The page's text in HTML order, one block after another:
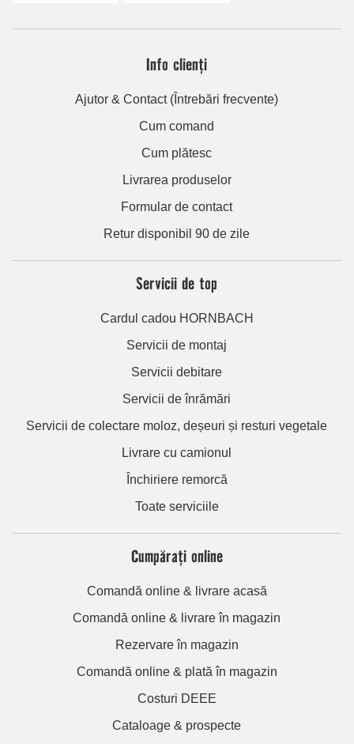
Info clienți
Ajutor & Contact (Întrebări frecvente)
Cum comand
Cum plătesc
Livrarea produselor
Formular de contact
Retur disponibil 90 de zile
Servicii de top
Cardul cadou HORNBACH
Servicii de montaj
Servicii debitare
Servicii de înrămări
Servicii de colectare moloz, deșeuri și resturi vegetale
Livrare cu camionul
Închiriere remorcă
Toate serviciile
Cumpărați online
Comandă online & livrare acasă
Comandă online & livrare în magazin
Rezervare în magazin
Comandă online & plată în magazin
Costuri DEEE
Cataloage & prospecte